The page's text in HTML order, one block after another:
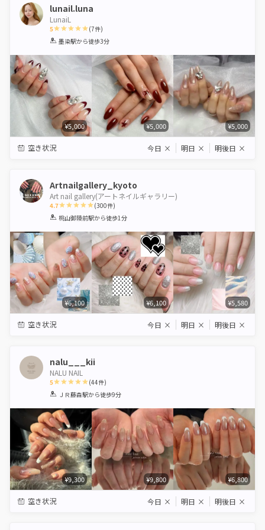
lunail.luna
LunaiL
5
1 2 3 4 5
(7件)
墨染駅から徒歩3分
¥5,000 ¥5,000 ¥5,000
空き状況 今日 × 明日 × 明後日 ×
Artnailgallery_kyoto
Art nail gallery(アートネイルギャラリー)
4.7
1 2 3 4 5
(300件)
桃山御陵前駅から徒歩1分
¥6,100 ¥6,100 ¥5,580
空き状況 今日 × 明日 × 明後日 ×
nalu___kii
NALU NAIL
5
1 2 3 4 5
(44件)
ＪＲ藤森駅から徒歩9分
¥9,300 ¥9,800 ¥6,800
空き状況 今日 × 明日 × 明後日 ×